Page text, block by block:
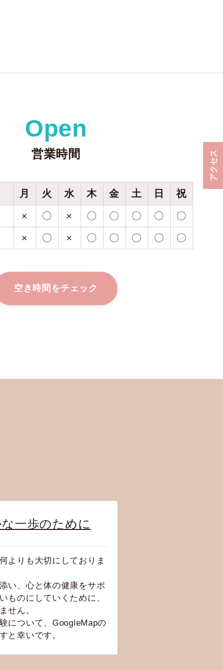
アクセス
Open
営業時間
月 火 水 木 金 土 日 祝
× 〇 × 〇 〇 〇 〇 〇
× 〇 × 〇 〇 〇 〇 〇
空き時間をチェック
一歩のために
よりも大切にしておりま
い、心と体の健康をサポ
ものにしていくために、
せん。
について、GoogleMapの
と幸いです。